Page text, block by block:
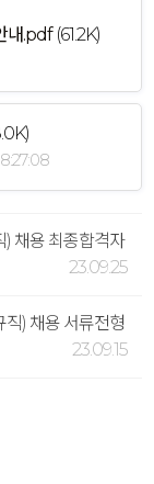
내.pdf(61.2K)
채용 최종합격자
23.09.25
) 채용 서류전형
23.09.15